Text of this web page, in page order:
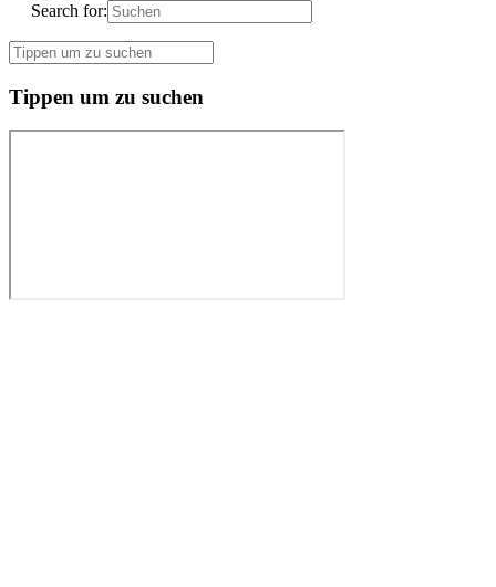
Search for:
Tippen um zu suchen